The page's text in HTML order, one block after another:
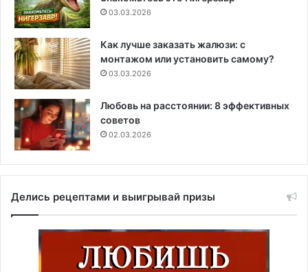
03.03.2026
Как лучше заказать жалюзи: с
монтажом или установить самому?
03.03.2026
Любовь на расстоянии: 8 эффективных
советов
02.03.2026
Делись рецептами и выигрывай призы